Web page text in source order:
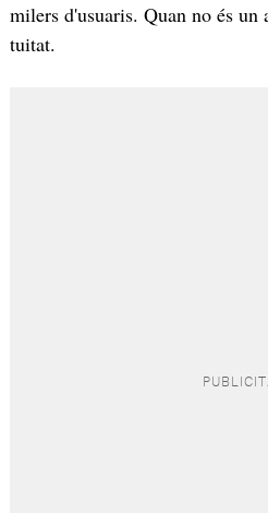
milers d'usuaris. Quan no és un
tuitat.